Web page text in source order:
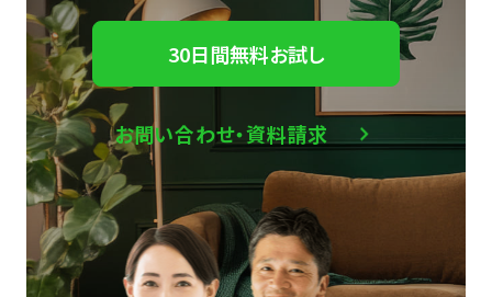
30日間無料お試し
お問い合わせ・資料請求